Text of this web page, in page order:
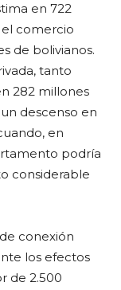
en 722
comercio
de bolivianos.
tanto
282 millones
descenso en
en
podría
considerable
conexión
los efectos
de 2.500